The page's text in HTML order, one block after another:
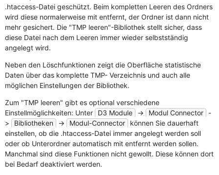
.htaccess-Datei geschützt. Beim kompletten Leeren des Ordners
wird diese normalerweise mit entfernt, der Ordner ist dann nicht
mehr gesichert. Die "TMP leeren"-Bibliothek stellt sicher, dass
diese Datei nach dem Leeren immer wieder selbstständig
angelegt wird.
Neben den Löschfunktionen zeigt die Oberfläche statistische
Daten über das komplette TMP- Verzeichnis und auch alle
möglichen Einstellungen der Bibliothek.
Zum "TMP leeren" gibt es optional verschiedene
Einstellmöglichkeiten: Unter
D3 Module -> Modul Connector
-
>
Bibliotheken -> Modul-Connector
können Sie dauerhaft
einstellen, ob die .htaccess-Datei immer angelegt werden soll
oder ob Unterordner automatisch mit entfernt werden sollen.
Manchmal sind diese Funktionen nicht gewollt. Diese können dort
bei Bedarf deaktiviert werden.